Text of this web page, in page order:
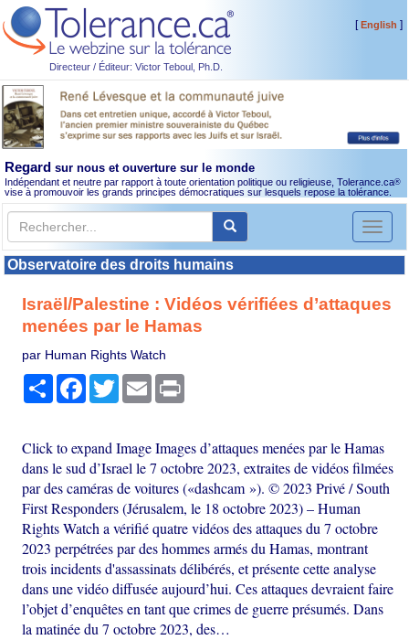
Directeur / Éditeur: Victor Teboul, Ph.D.
[English ]
Regard sur nous et ouverture sur le monde
Indépendant et neutre par rapport à toute orientation politique ou religieuse, Tolerance.ca®
vise à promouvoir les grands principes démocratiques sur lesquels repose la tolérance.
Toggle
Observatoire des droits humains
Israël/Palestine : Vidéos vérifiées d’attaques
menées par le Hamas
par Human Rights Watch
PartagerFacebook
TwitterEmail
Click to expand Image Images d’attaques menées par le Hamas
dans le sud d’Israel le 7 octobre 2023, extraites de vidéos filmées
par des caméras de voitures («dashcam »). © 2023 Privé / South
First Responders (Jérusalem, le 18 octobre 2023) – Human
Rights Watch a vérifié quatre vidéos des attaques du 7 octobre
2023 perpétrées par des hommes armés du Hamas, montrant
trois incidents d'assassinats délibérés, et présente cette analyse
dans une vidéo diffusée aujourd’hui. Ces attaques devraient faire
l’objet d’enquêtes en tant que crimes de guerre présumés. Dans
la matinée du 7 octobre 2023, des…